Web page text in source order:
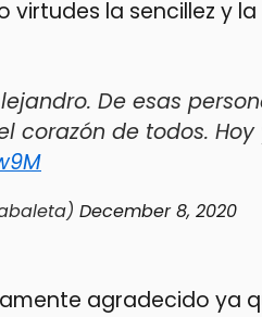
la sencillez y
De esas
corazón de todos.
December 8, 2020
agradecido ya